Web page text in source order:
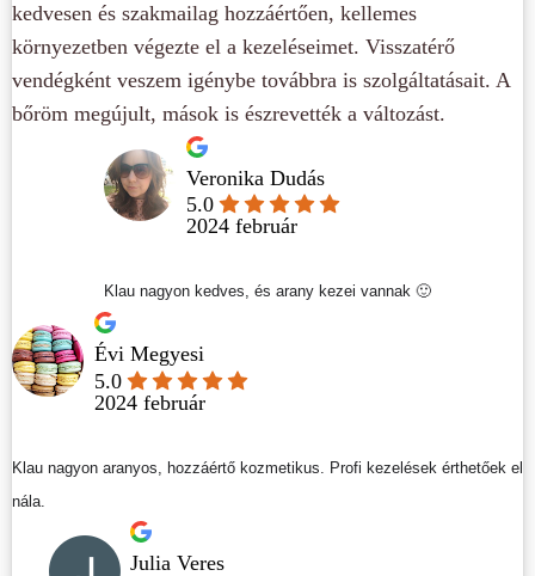
kedvesen és szakmailag hozzáértően, kellemes
környezetben végezte el a kezeléseimet. Visszatérő
vendégként veszem igénybe továbbra is szolgáltatásait. A
bőröm megújult, mások is észrevették a változást.
Veronika Dudás
5.0
2024 február
Klau nagyon kedves, és arany kezei vannak 🙂
Évi Megyesi
5.0
2024 február
Klau nagyon aranyos, hozzáértő kozmetikus. Profi kezelések érthetőek el
nála.
Julia Veres